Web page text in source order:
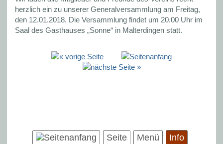
herzlich ein zu unserer Generalversammlung am Freitag,
den 12.01.2018. Die Versammlung findet um 20.00 Uhr im
Saal des Gasthauses „Sonne“ in Malterdingen statt.
Seite Menü Info